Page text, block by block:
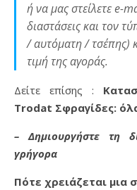
ή να μας στείλετε e-
διαστάσεις και τον
/ αυτόματη / τσέπης)
τιμή της αγοράς.
Δείτε επίσης :
Trodat Σφραγίδες:
– Δημιουργήστε τη
γρήγορα
Πότε χρειάζεται μια